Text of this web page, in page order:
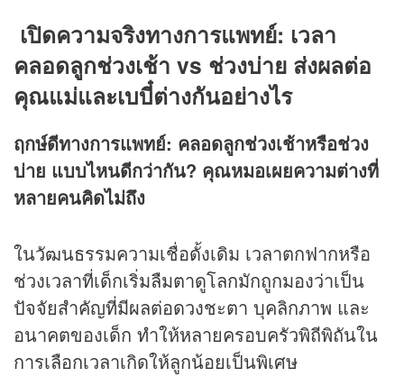
เปิดความจริงทางการแพทย์: เวลา
คลอดลูกช่วงเช้า vs ช่วงบ่าย ส่งผลต่อ
คุณแม่และเบบี๋ต่างกันอย่างไร
ฤกษ์ดีทางการแพทย์: คลอดลูกช่วงเช้าหรือช่วง
บ่าย แบบไหนดีกว่ากัน? คุณหมอเผยความต่างที่
หลายคนคิดไม่ถึง
ในวัฒนธรรมความเชื่อดั้งเดิม เวลาตกฟากหรือ
ช่วงเวลาที่เด็กเริ่มลืมตาดูโลกมักถูกมองว่าเป็น
ปัจจัยสำคัญที่มีผลต่อดวงชะตา บุคลิกภาพ และ
อนาคตของเด็ก ทำให้หลายครอบครัวพิถีพิถันใน
การเลือกเวลาเกิดให้ลูกน้อยเป็นพิเศษ